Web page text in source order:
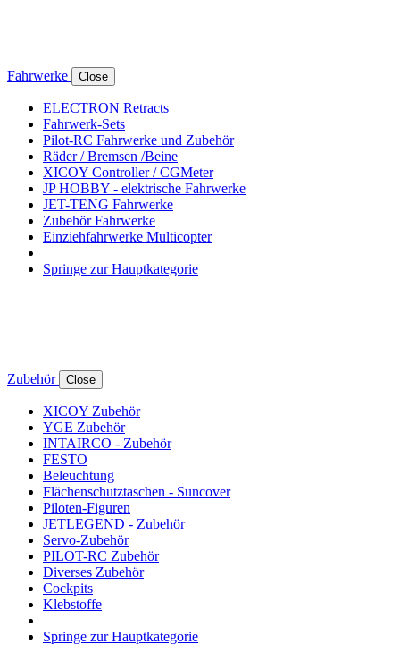
Fahrwerke Close
ELECTRON Retracts
Fahrwerk-Sets
Pilot-RC Fahrwerke und Zubehör
Räder / Bremsen /Beine
XICOY Controller / CGMeter
JP HOBBY - elektrische Fahrwerke
JET-TENG Fahrwerke
Zubehör Fahrwerke
Einziehfahrwerke Multicopter
Springe zur Hauptkategorie
Zubehör Close
XICOY Zubehör
YGE Zubehör
INTAIRCO - Zubehör
FESTO
Beleuchtung
Flächenschutztaschen - Suncover
Piloten-Figuren
JETLEGEND - Zubehör
Servo-Zubehör
PILOT-RC Zubehör
Diverses Zubehör
Cockpits
Klebstoffe
Springe zur Hauptkategorie